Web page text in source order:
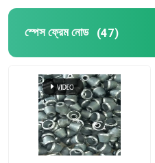
স্পেস ফ্রেম নোড (47)